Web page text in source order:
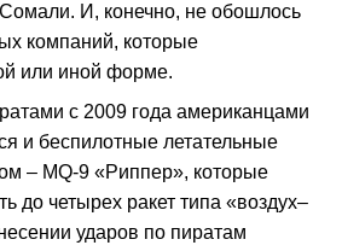
И, конечно, не обошлось
компаний, которые
или иной форме.
с 2009 года американцами
и беспилотные летательные
– MQ-9 «Риппер», которые
до четырех ракет типа «воздух–
ударов по пиратам